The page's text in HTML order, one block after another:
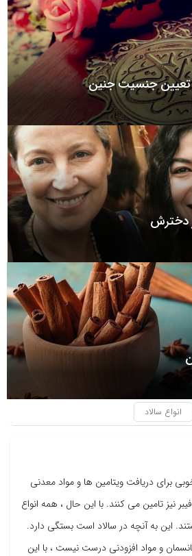
تعیین جنسیت جنین
دخترش
انواع سالاد
برای دریافت ویتامین ها و مواد معدنی
نیز تامین می کنند. با این حال ، همه انواع
این به آنچه در سالاد است بستگی دارد.
و مواد افزودنی درست نیست ، با این